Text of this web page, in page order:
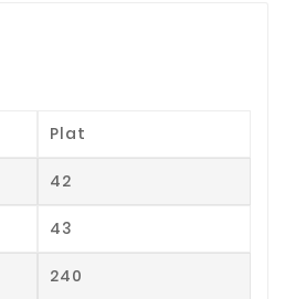
Plat
42
43
240